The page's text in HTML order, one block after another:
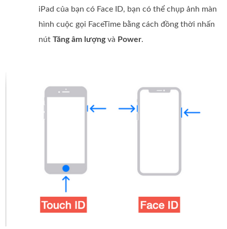
iPad của bạn có Face ID, bạn có thể chụp ảnh màn
hình cuộc gọi FaceTime bằng cách đồng thời nhấn
nútTăng âm lượngvà Power.